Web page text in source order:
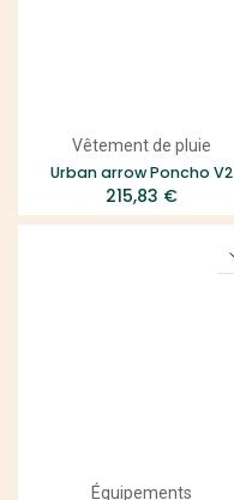
Vêtement de pluie
Urban arrow Poncho V2
215,83 €
Équipements